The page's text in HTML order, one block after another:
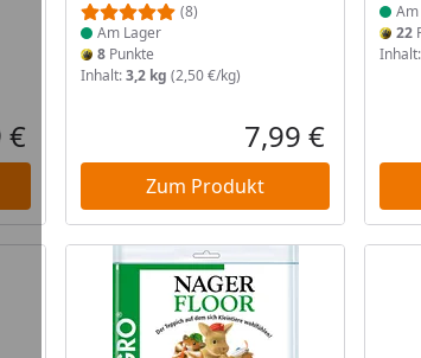
Aktueller Preis
€
(8)
Am Lager
8 Punkte
Inhalt:3,2 kg (2,50 €/kg)
Aktueller
7,99 €
Zum Produkt
22
Inhalt: